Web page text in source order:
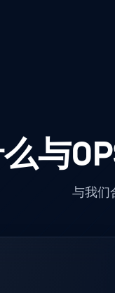
与
与我们